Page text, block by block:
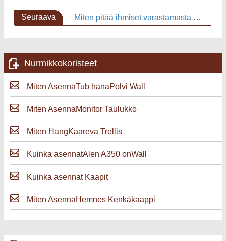
Seuraava
Miten pitää ihmiset varastamasta Solar Lights
Nurmikkokoristeet
Miten AsennaTub hanaPolvi Wall
Miten AsennaMonitor Taulukko
Miten HangKaareva Trellis
Kuinka asennatAlen A350 onWall
Kuinka asennat Kaapit
Miten AsennaHemnes Kenkäkaappi